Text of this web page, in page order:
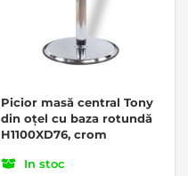
Picior masă central Tony
din oțel cu baza rotundă
H1100XD76, crom
In stoc